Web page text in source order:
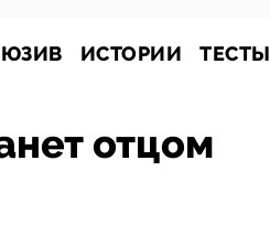
ИСТОРИИ ТЕСТЫ
отцом